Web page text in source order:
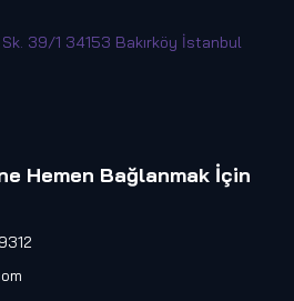
39/1 34153 Bakırköy İstanbul
Hemen Bağlanmak İçin